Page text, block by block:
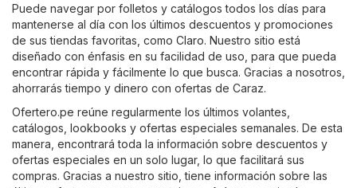
Puede navegar por folletos y catálogos todos los días para
mantenerse al día con los últimos descuentos y promociones
de sus tiendas favoritas, como Claro. Nuestro sitio está
diseñado con énfasis en su facilidad de uso, para que pueda
encontrar rápida y fácilmente lo que busca. Gracias a nosotros,
ahorrarás tiempo y dinero con ofertas de Caraz.
Ofertero.pe reúne regularmente los últimos volantes,
catálogos, lookbooks y ofertas especiales semanales. De esta
manera, encontrará toda la información sobre descuentos y
ofertas especiales en un solo lugar, lo que facilitará sus
compras. Gracias a nuestro sitio, tiene información sobre las